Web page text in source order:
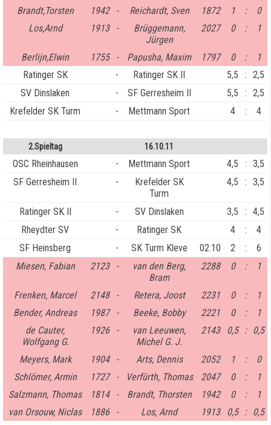
Brandt,Torsten
1942 - Reichardt, Sven 1872 1 :
0
Los,Arnd
1913 -
Brüggemann,
Jürgen
2027 0 : 1
Berlijn,Elwin 1755 - Papusha, Maxim 1797 0 :
1
Ratinger SK
- Ratinger SK II 5,5 : 2,5
SV Dinslaken
- SF Gerresheim II 5,5 : 2,5
Krefelder SK Turm
- Mettmann Sport 4 : 4
2.Spieltag 16.10.11
OSC Rheinhausen - Mettmann Sport 4,5 : 3,5
SF Gerresheim II
-
Krefelder SK
Turm
4,5 : 3,5
Ratinger SK II - SV Dinslaken 3,5 : 4,5
Rheydter SV
- Ratinger SK 4 :
4
SF Heinsberg
- SK Turm Kleve 02.10 2 :
6
Miesen, Fabian
2123 -
van den Berg,
Bram
2288 0 : 1
Frenken, Marcel 2148 - Retera, Joost 2231 0 :
1
Bender, Andreas
1987 - Beeke, Bobby 2221 0 :
1
de Cauter,
Wolfgang G.
1926 -
van Leeuwen,
Michel G. J.
2143 0,5 : 0,5
Meyers, Mark 1904 - Arts, Dennis 2052 1 :
0
Schlömer, Armin
1727 - Verfürth, Thomas 2047 0 :
1
Salzmann, Thomas
1814 - Brandt, Thorsten 1942 0 :
1
van Orsouw, Niclas
1886 - Los, Arnd 1913 0,5 : 0,5